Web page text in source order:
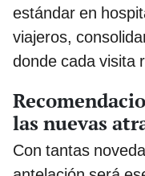
estándar en
viajeros,
donde cada visita
las nuevas
Con tantas